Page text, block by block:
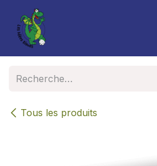
Se rendre au contenu
Tous les produits